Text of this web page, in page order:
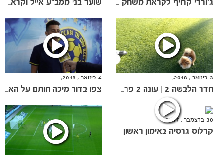
שוער בני ממב"ע אייל וקראט לאחר משחק הגביע
ג'ורדי קרויף לקראת משחק הגביע ועל החתימה של מיכה
4 בינואר , 2018,
3 בינואר , 2018,
30 בדצמבר , 2017,
קרלוס גרסיה באימון ראשון